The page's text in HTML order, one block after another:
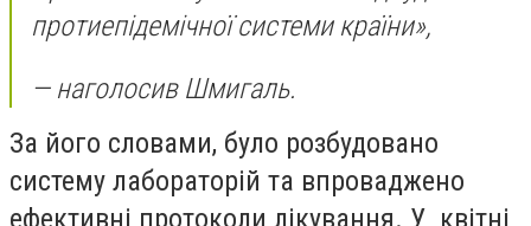
протиепідемічної системи країни»,
— наголосив Шмигаль.
За його словами, було розбудовано
систему лабораторій та впроваджено
ефективні протоколи лікування. У квітні